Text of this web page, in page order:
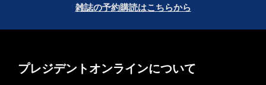
雑誌の予約購読はこちらから
プレジデントオンラインについて